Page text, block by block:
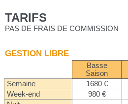
TARIFS
PAS DE FRAIS DE COMMISSION
GESTION LIBRE
Basse
Saison
Semaine
1680 €
Week-end
980 €